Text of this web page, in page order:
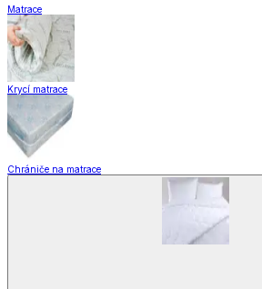
Matrace
Krycí matrace
Chrániče na matrace